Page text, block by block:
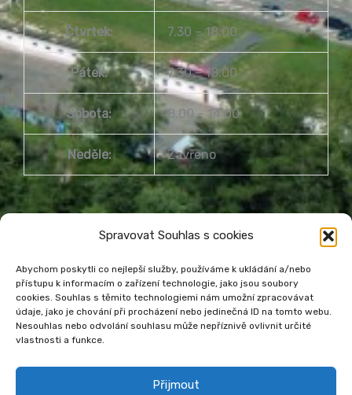
Spravovat Souhlas s cookies
Abychom poskytli co nejlepší služby, používáme k ukládání a/nebo
přístupu k informacím o zařízení technologie, jako jsou soubory
cookies. Souhlas s těmito technologiemi nám umožní zpracovávat
údaje, jako je chování při procházení nebo jedinečná ID na tomto webu.
Nesouhlas nebo odvolání souhlasu může nepříznivě ovlivnit určité
vlastnosti a funkce.
Přijmout
Čtvrtek: 7.30 – 18.00
Pátek: 7.30 – 18.00
Sobota: 8.00 – 14.00
Neděle: Zavřeno
Městská knihovna Havířov
Prohlášení o přístupnosti webu
Zásady cookies